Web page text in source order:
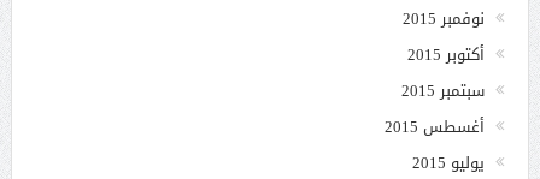
نوفمبر 2015
أكتوبر 2015
سبتمبر 2015
أغسطس 2015
يوليو 2015